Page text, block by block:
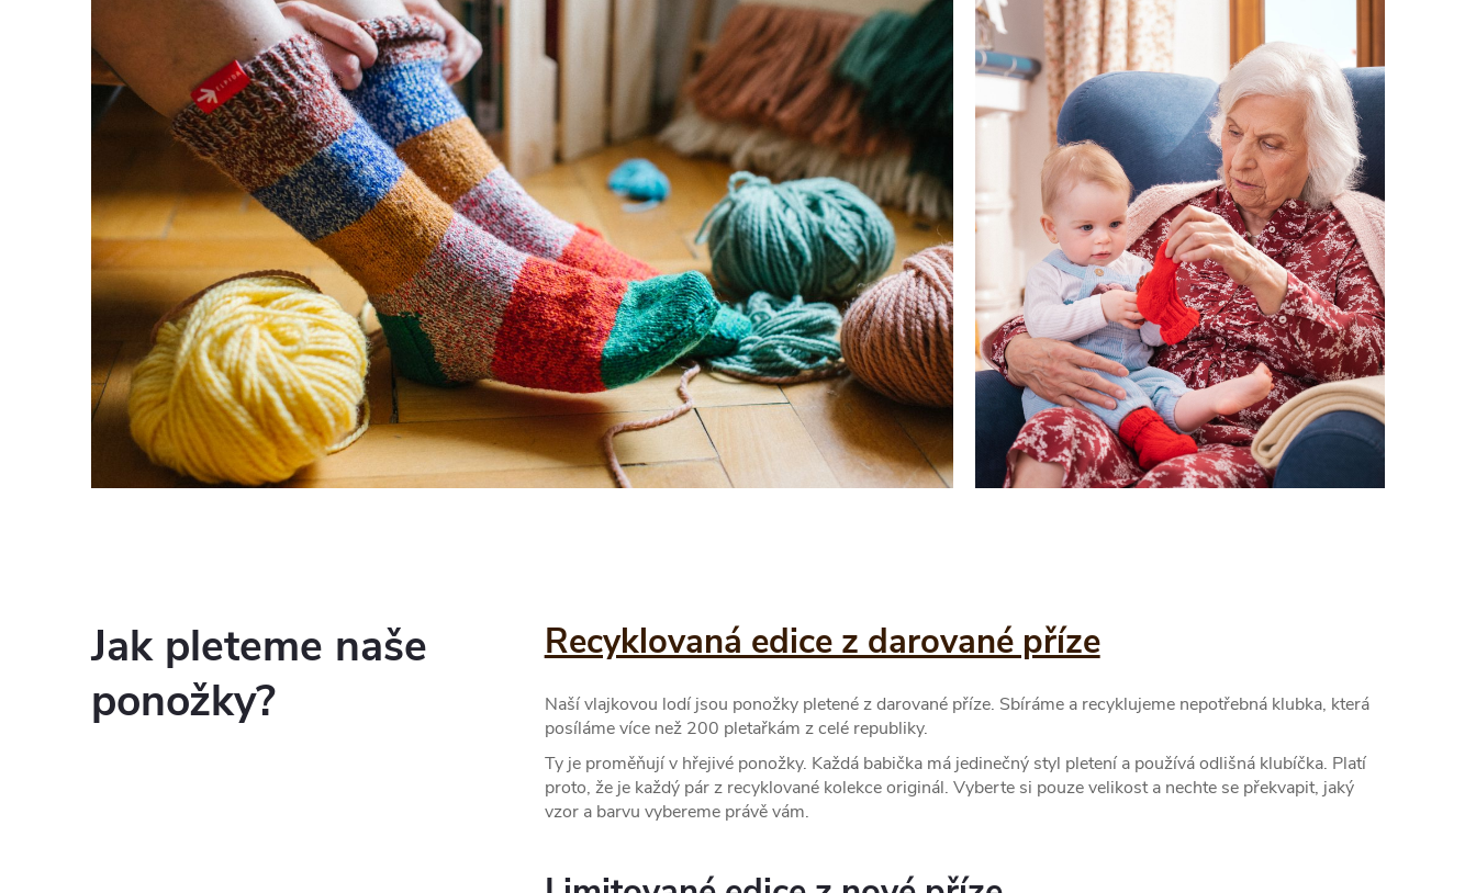
Jak pleteme naše
ponožky?
Recyklovaná edice z darované příze
Naší vlajkovou lodí jsou ponožky pletené z darované příze. Sbíráme a recyklujeme nepotřebná klubka, která
posíláme více než 200 pletařkám z celé republiky.
Ty je proměňují v hřejivé ponožky. Každá babička má jedinečný styl pletení a používá odlišná klubíčka. Platí
proto, že je každý pár z recyklované kolekce originál. Vyberte si pouze velikost a nechte se překvapit, jaký
vzor a barvu vybereme právě vám.